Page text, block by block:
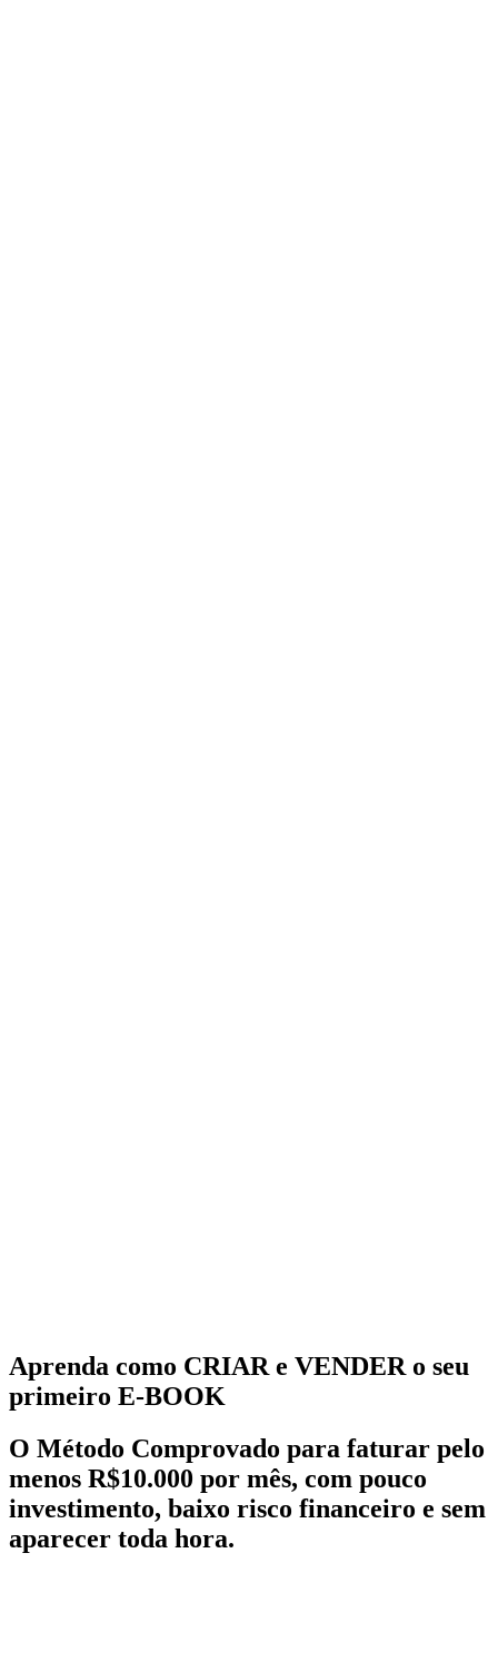
Aprenda como CRIAR e VENDER o seu
primeiro E-BOOK
O Método Comprovado para faturar pelo
menos R$10.000 por mês, com pouco
investimento, baixo risco financeiro e sem
aparecer toda hora.